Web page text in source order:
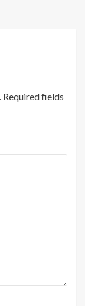
Required fields